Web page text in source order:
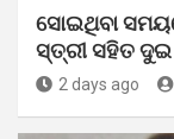
ସୋଇଥିବା
ସ୍ତ୍ରୀ ସହିତ
2 days ago